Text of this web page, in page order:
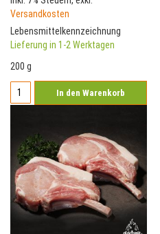
Versandkosten
Lebensmittelkennzeichnung
Lieferung in 1-2 Werktagen
200 g
In den Warenkorb